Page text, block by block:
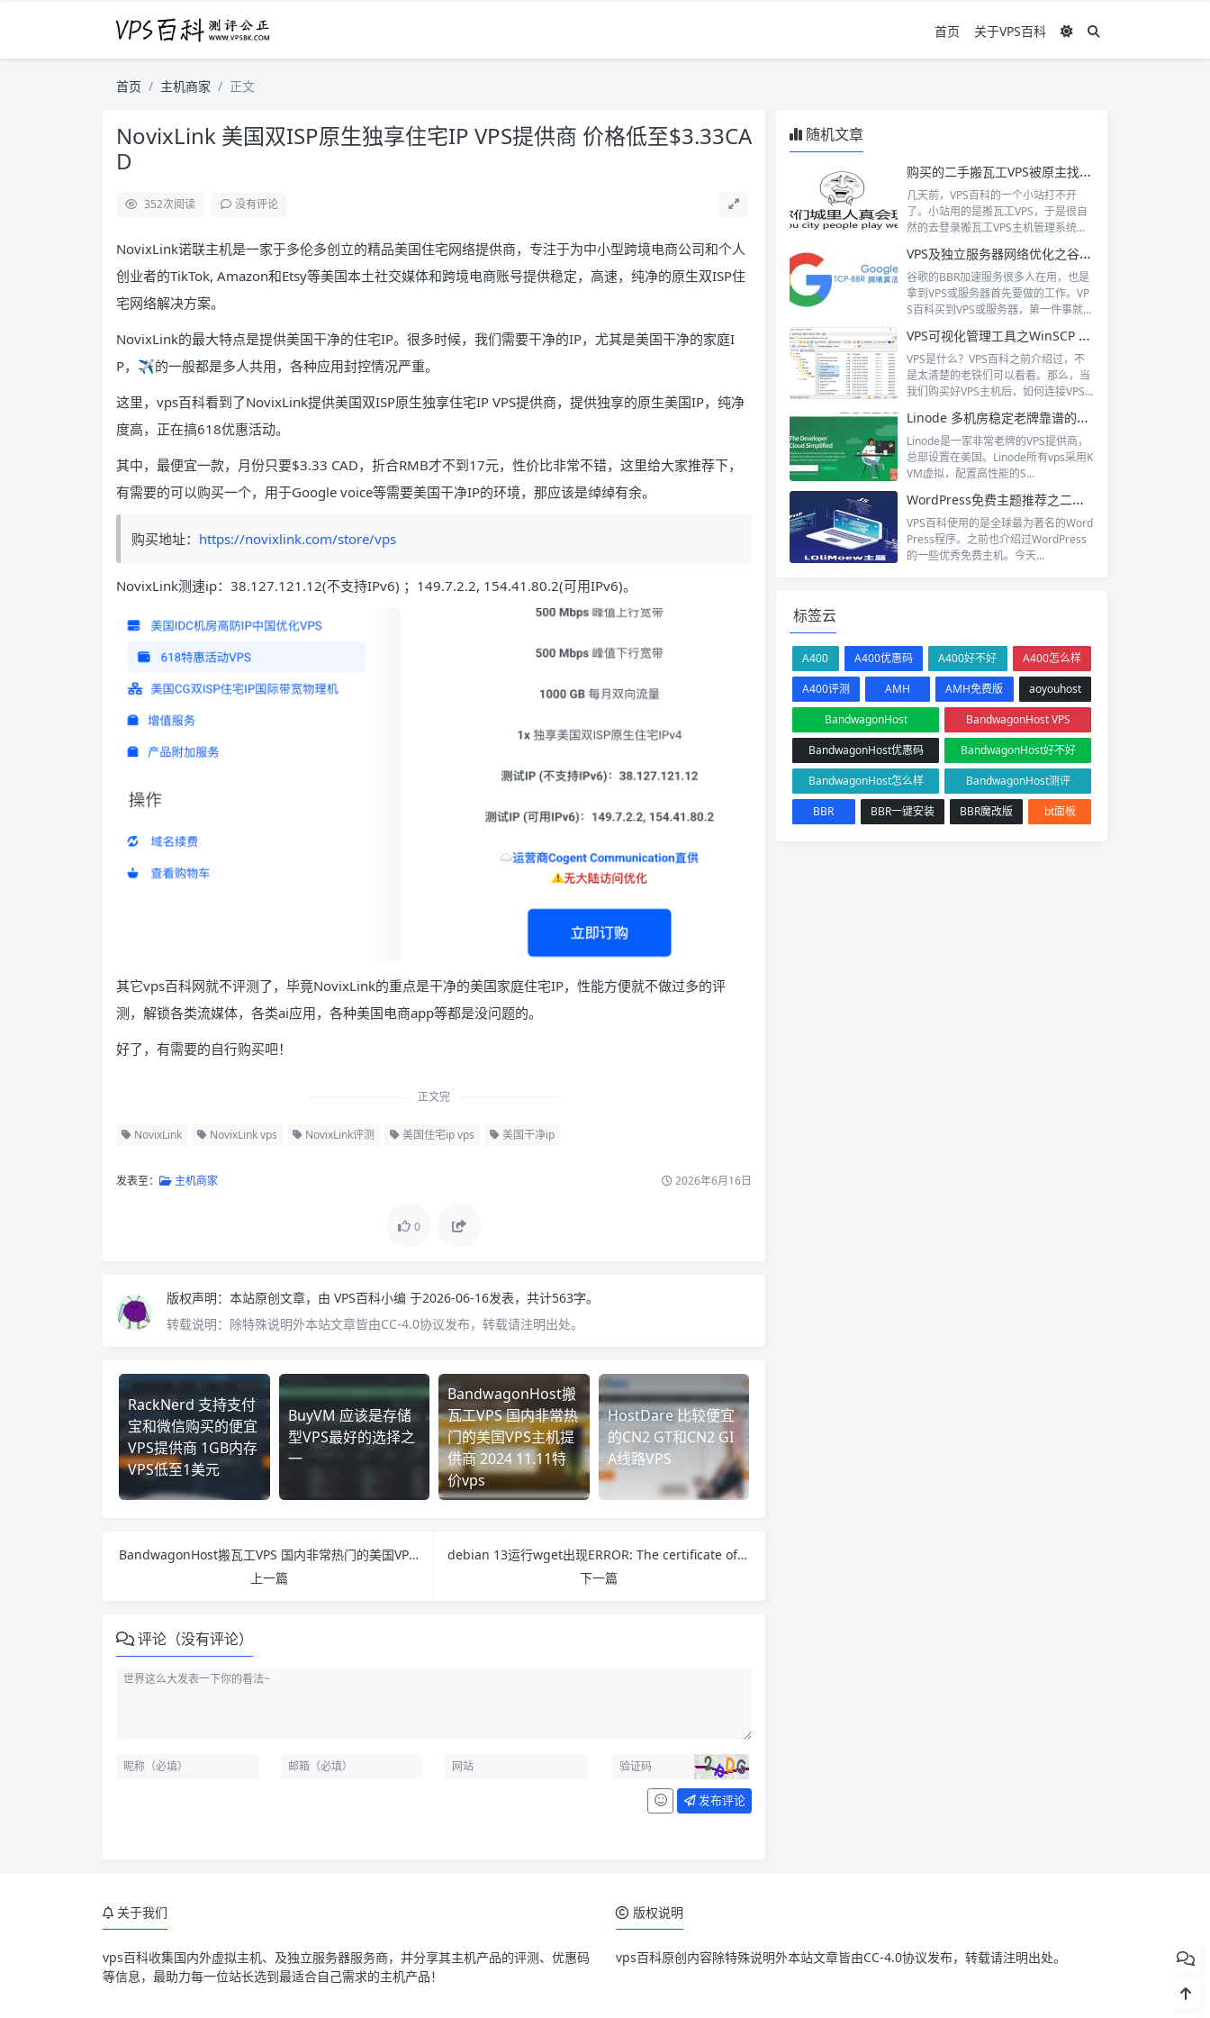
首页 关于VPS百科
首页 主机商家 正文
NovixLink 美国双ISP原生独享住宅IP VPS提供商 价格低至$3.33CA
D
352次阅读 没有评论
NovixLink诺联主机是一家于多伦多创立的精品美国住宅网络提供商，专注于为中小型跨境电商公司和个人
创业者的TikTok, Amazon和Etsy等美国本土社交媒体和跨境电商账号提供稳定，高速，纯净的原生双ISP住
宅网络解决方案。
NovixLink的最大特点是提供美国干净的住宅IP。很多时候，我们需要干净的IP，尤其是美国干净的家庭I
P，✈️的一般都是多人共用，各种应用封控情况严重。
这里，vps百科看到了NovixLink提供美国双ISP原生独享住宅IP VPS提供商，提供独享的原生美国IP，纯净
度高，正在搞618优惠活动。
其中，最便宜一款，月份只要$3.33 CAD，折合RMB才不到17元，性价比非常不错，这里给大家推荐下，
有需要的可以购买一个，用于Google voice等需要美国干净IP的环境，那应该是绰绰有余。
购买地址： https://novixlink.com/store/vps
NovixLink测速ip：38.127.121.12(不支持IPv6) ；149.7.2.2, 154.41.80.2(可用IPv6)。
其它vps百科网就不评测了，毕竟NovixLink的重点是干净的美国家庭住宅IP，性能方便就不做过多的评
测，解锁各类流媒体，各类ai应用，各种美国电商app等都是没问题的。
好了，有需要的自行购买吧！
正文完
NovixLink NovixLink vps NovixLink评测 美国住宅ip vps 美国干净ip
发表至： 主机商家 2026年6月16日
0
版权声明： 本站原创文章，由 VPS百科小编 于2026-06-16发表，共计563字。
转载说明： 除特殊说明外本站文章皆由CC-4.0协议发布，转载请注明出处。
RackNerd 支持支付
宝和微信购买的便宜
VPS提供商 1GB内存
VPS低至1美元
BuyVM 应该是存储
型VPS最好的选择之
一
BandwagonHost搬
瓦工VPS 国内非常热
门的美国VPS主机提
供商 2024 11.11特
价vps
HostDare 比较便宜
的CN2 GT和CN2 GI
A线路VPS
BandwagonHost搬瓦工VPS 国内非常热门的美国VPS主机提供商 2024 11.11特价vps
上一篇
debian 13运行wget出现ERROR: The certificate of ‘xxx’ is not trusted的解决办法
下一篇
评论（没有评论）
发布评论
随机文章
购买的二手搬瓦工VPS被原主找回的经历
几天前，VPS百科的一个小站打不开
了。小站用的是搬瓦工VPS，于是很自
然的去登录搬瓦工VPS主机管理系统。
VPS及独立服务器网络优化之谷歌BBR加速教程
谷歌的BBR加速服务很多人在用，也是
拿到VPS或服务器首先要做的工作。VP
S百科买到VPS或服务器，第一件事就...
VPS可视化管理工具之WinSCP 集成PuTTY
VPS是什么？VPS百科之前介绍过，不
是太清楚的老铁们可以看看。那么，当
我们购买好VPS主机后，如何连接VPS...
Linode 多机房稳定老牌靠谱的美国VPS提供商
Linode是一家非常老牌的VPS提供商，
总部设置在美国。Linode所有vps采用K
VM虚拟，配置高性能的S...
WordPress免费主题推荐之二次元风-lolimeow
VPS百科使用的是全球最为著名的Word
Press程序。之前也介绍过WordPress
的一些优秀免费主机。今天...
标签云
A400 A400优惠码 A400好不好
A400怎么样
A400评测
AMH AMH免费版
aoyouhost
BandwagonHost
BandwagonHost VPS
BandwagonHost优惠码
BandwagonHost好不好
BandwagonHost怎么样
BandwagonHost测评
BBR
BBR一键安装 BBR魔改版 bt面板
关于我们
vps百科收集国内外虚拟主机、及独立服务器服务商，并分享其主机产品的评测、优惠码
等信息，最助力每一位站长选到最适合自己需求的主机产品！
版权说明
vps百科原创内容除特殊说明外本站文章皆由CC-4.0协议发布，转载请注明出处。